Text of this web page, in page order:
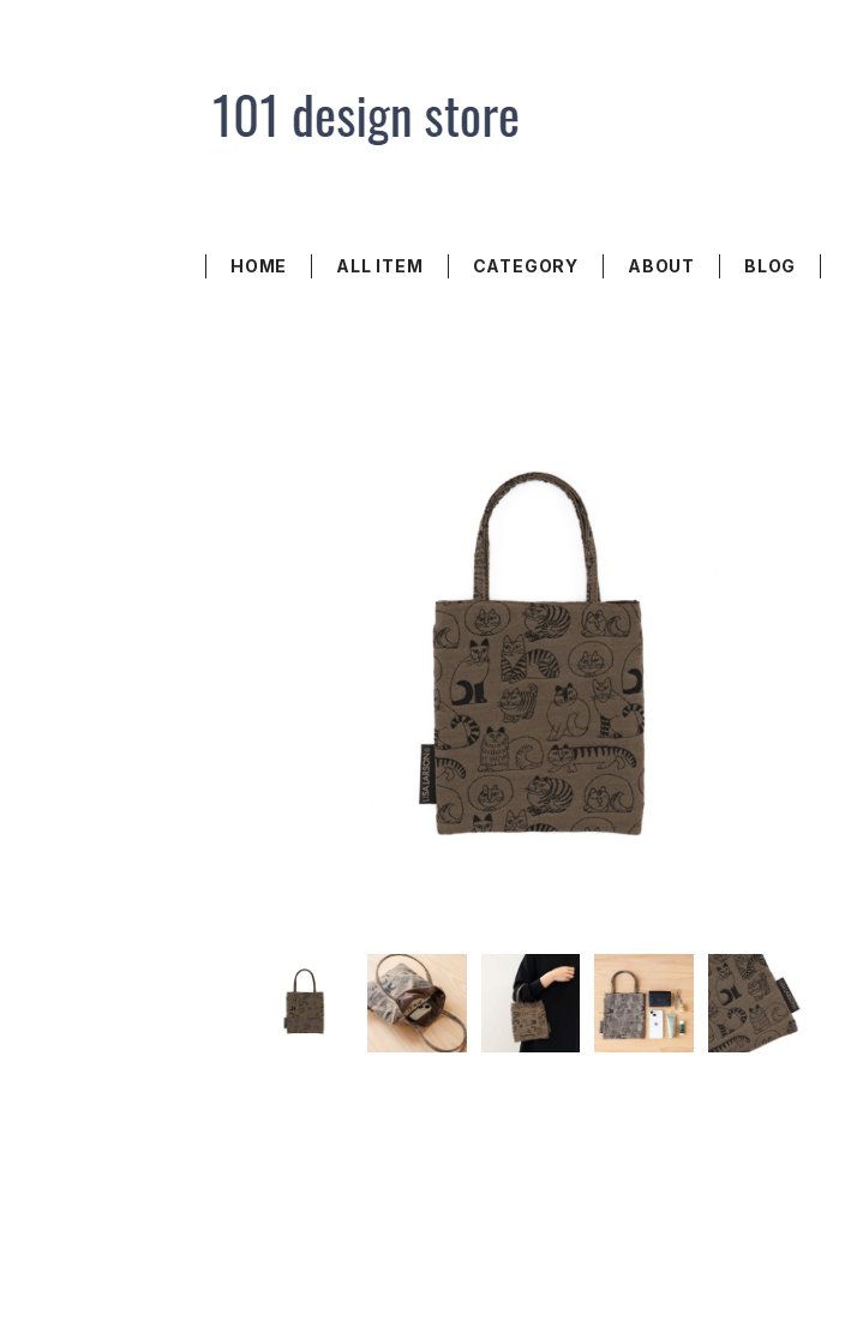
HOME ALL ITEM CATEGORY ABOUT BLOG